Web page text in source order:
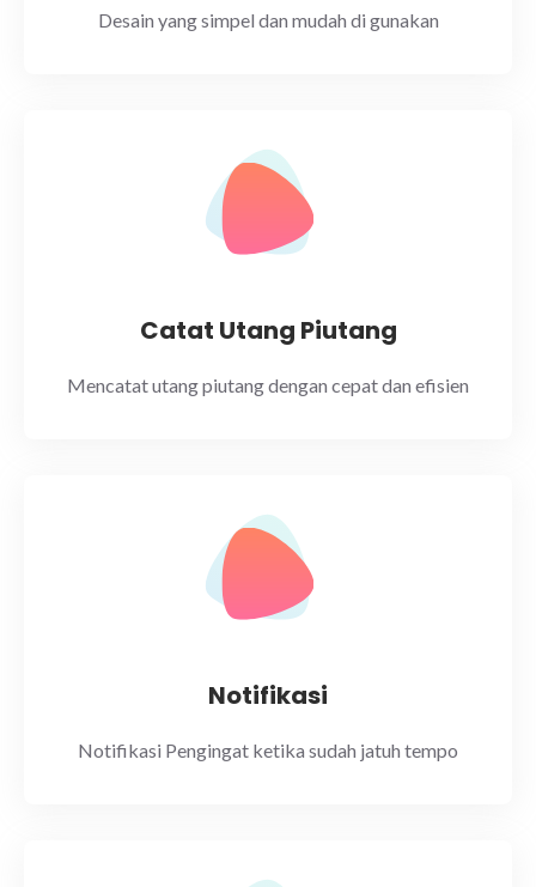
Desain yang simpel dan mudah di gunakan
Catat Utang Piutang
Mencatat utang piutang dengan cepat dan efisien
Notifikasi
Notifikasi Pengingat ketika sudah jatuh tempo